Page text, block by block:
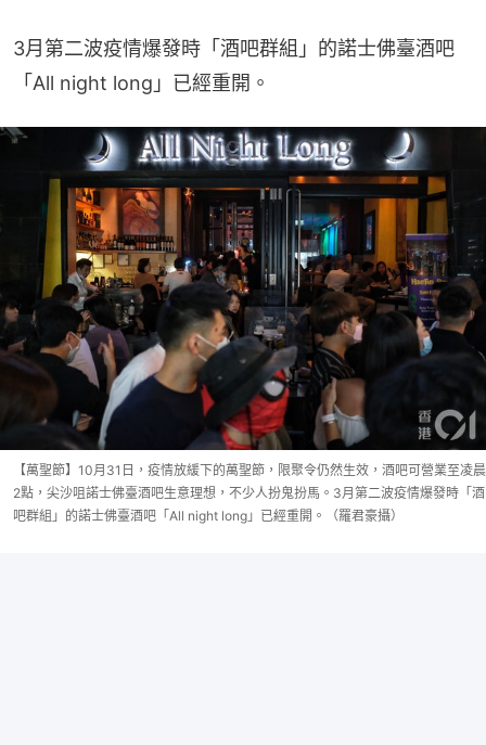
3月第二波疫情爆發時「酒吧群組」的諾士佛臺酒吧
「All night long」已經重開。
【萬聖節】10月31日，疫情放緩下的萬聖節，限聚令仍然生效，酒吧可營業至凌晨
2點，尖沙咀諾士佛臺酒吧生意理想，不少人扮鬼扮馬。3月第二波疫情爆發時「酒
吧群組」的諾士佛臺酒吧「All night long」已經重開。（羅君豪攝）